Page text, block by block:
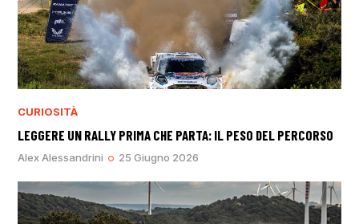
CURIOSITÀ
LEGGERE UN RALLY PRIMA CHE PARTA: IL PESO DEL PERCORSO
Alex Alessandrini 25 Giugno 2026